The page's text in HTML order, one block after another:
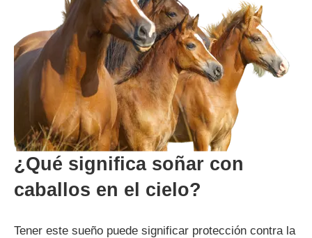
¿Qué significa soñar con
caballos en el cielo?
Tener este sueño puede significar protección contra la